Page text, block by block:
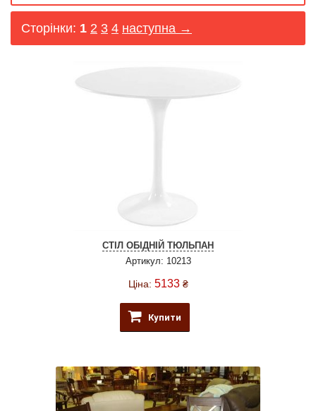
Сторінки: 1 2 3 4 наступна →
СТІЛ ОБІДНІЙ ТЮЛЬПАН
Артикул: 10213
Ціна: 5133 ₴
Купити